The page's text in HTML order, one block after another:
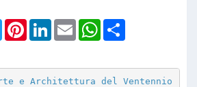
TwitterPinterestLinkedInEmail WhatsApp
e Architettura del Ventennio